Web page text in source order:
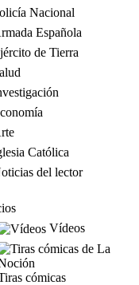
Nacional
Española
de Tierra
Católica
del lector
Vídeos
cómicas